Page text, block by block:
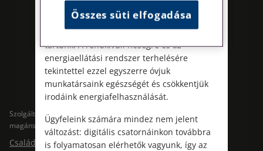
Szolgáltatások
magánszemélyeknek
Családi jogvédelem
Szolgáltatások cégeknek
Jogtárs Start & Pro
működés iránti elkötelezettségünk
részeként augusztus 8-án, szombaton
irodamentes, home office munkanapot
tartunk. A rendkívüli hőségre és az
energiaellátási rendszer terhelésére
tekintettel ezzel egyszerre óvjuk
munkatársaink egészségét és csökkentjük
irodáink energiafelhasználását.
Ügyfeleink számára mindez nem jelent
változást: digitális csatornáinkon továbbra
is folyamatosan elérhetők vagyunk, így az
Összes süti elfogadása